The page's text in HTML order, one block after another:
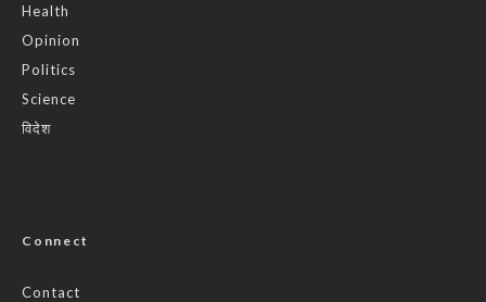
Health
Opinion
Politics
Science
विदेश
Connect
Contact